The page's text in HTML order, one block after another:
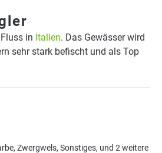
in Italien. Das Gewässer wird
sehr stark befischt und als Top
Zwergwels, Sonstiges, und 2 weitere